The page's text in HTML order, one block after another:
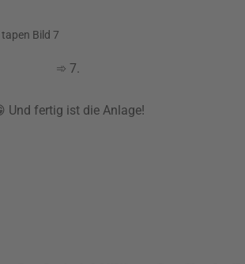
➾ 7.
Und fertig ist die Anlage!